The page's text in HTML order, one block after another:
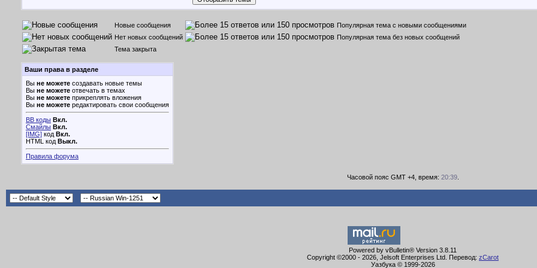
Новые сообщения
Популярная тема с новыми сообщениями
Нет новых сообщений
Популярная тема без новых сообщений
Тема закрыта
Ваши права в разделе
Вы не можете создавать новые темы
Вы не можете отвечать в темах
Вы не можете прикреплять вложения
Вы не можете редактировать свои сообщения
BB коды Вкл.
Смайлы Вкл.
[IMG] код Вкл.
HTML код Выкл.
Правила форума
Часовой пояс GMT +4, время: 20:39.
Powered by vBulletin® Version 3.8.11
Copyright ©2000 - 2026, Jelsoft Enterprises Ltd. Перевод: zCarot
Уазбука © 1999-2026